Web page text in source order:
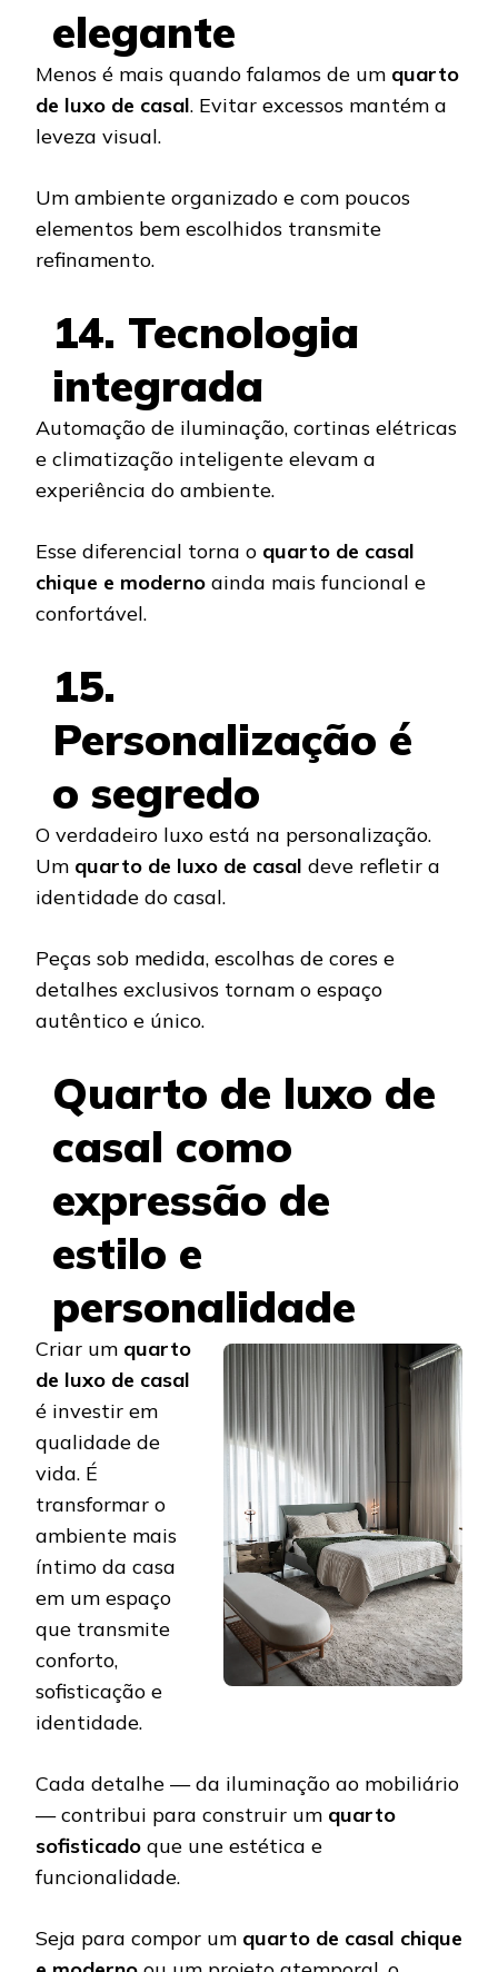
elegante
Menos é mais quando falamos de um quarto
de luxo de casal. Evitar excessos mantém a
leveza visual.
Um ambiente organizado e com poucos
elementos bem escolhidos transmite
refinamento.
14. Tecnologia
integrada
Automação de iluminação, cortinas elétricas
e climatização inteligente elevam a
experiência do ambiente.
Esse diferencial torna o quarto de casal
chique e moderno ainda mais funcional e
confortável.
15.
Personalização é
o segredo
O verdadeiro luxo está na personalização.
Um quarto de luxo de casal deve refletir a
identidade do casal.
Peças sob medida, escolhas de cores e
detalhes exclusivos tornam o espaço
autêntico e único.
Quarto de luxo de
casal como
expressão de
estilo e
personalidade
Criar um quarto
de luxo de casal
é investir em
qualidade de
vida. É
transformar o
ambiente mais
íntimo da casa
em um espaço
que transmite
conforto,
sofisticação e
identidade.
Cada detalhe — da iluminação ao mobiliário
— contribui para construir um quarto
sofisticado que une estética e
funcionalidade.
Seja para compor um quarto de casal chique